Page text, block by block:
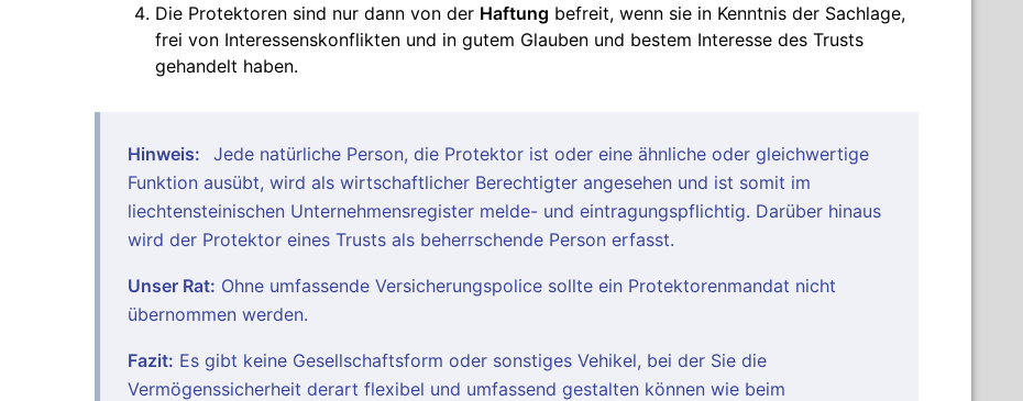
Die Protektoren sind nur dann von der Haftung befreit, wenn sie in Kenntnis der Sachlage,
frei von Interessenskonflikten und in gutem Glauben und bestem Interesse des Trusts
gehandelt haben.
Hinweis: Jede natürliche Person, die Protektor ist oder eine ähnliche oder gleichwertige
Funktion ausübt, wird als wirtschaftlicher Berechtigter angesehen und ist somit im
liechtensteinischen Unternehmensregister melde- und eintragungspflichtig. Darüber hinaus
wird der Protektor eines Trusts als beherrschende Person erfasst.
Unser Rat: Ohne umfassende Versicherungspolice sollte ein Protektorenmandat nicht
übernommen werden.
Fazit: Es gibt keine Gesellschaftsform oder sonstiges Vehikel, bei der Sie die
Vermögenssicherheit derart flexibel und umfassend gestalten können wie beim